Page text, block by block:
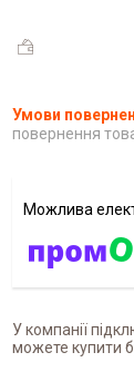
повернення
У компанії
можете купити